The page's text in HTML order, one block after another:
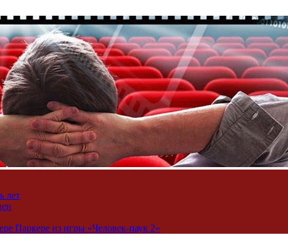
лет
Паркере из игры «Человек-паук 2»